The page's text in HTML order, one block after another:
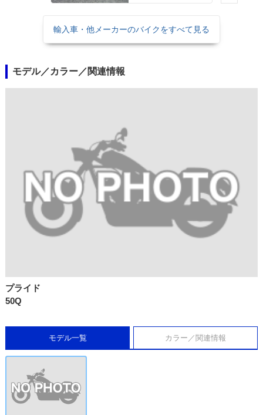
輸入車・他メーカーのバイクをすべて見る
モデル／カラー／関連情報
プライド
50Q
モデル一覧 カラー／関連情報